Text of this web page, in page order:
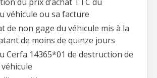
véhicule ou sa facture
de non gage du véhicule mis à la
de moins de quinze jours
Cerfa 14365*01 de destruction de
véhicule